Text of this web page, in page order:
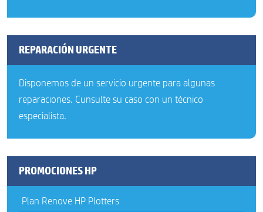
REPARACIÓN URGENTE
Disponemos de un servicio urgente para algunas
reparaciones. Cunsulte su caso con un técnico
especialista.
PROMOCIONES HP
Plan Renove HP Plotters